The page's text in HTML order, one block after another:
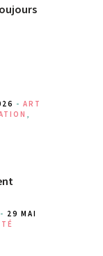
- ART
,
29 MAI